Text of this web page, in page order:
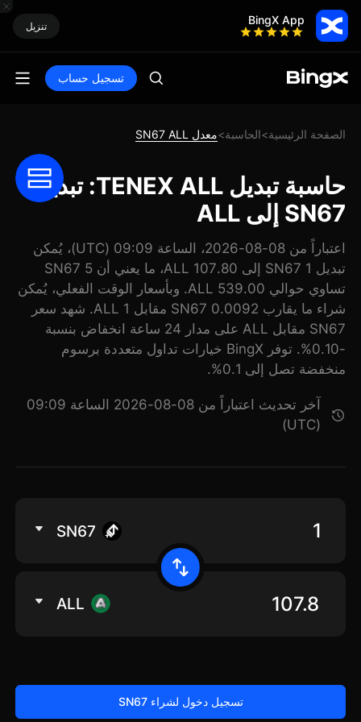
BingX App تنزيل
تسجيل حساب
الصفحة الرئيسية>الحاسبة>معدل SN67 ALL
حاسبة تبديل TENEX ALL: تبديل
SN67 إلى ALL
اعتباراً من 08-08-2026، الساعة 09:09 (UTC)، يُمكن
تبديل 1 SN67 إلى 107.80 ALL، ما يعني أن 5 SN67
تساوي حوالي 539.00 ALL. وبأسعار الوقت الفعلي، يُمكن
شراء ما يقارب 0.0092 SN67 مقابل 1 ALL. شهد سعر
SN67 مقابل ALL على مدار 24 ساعة انخفاض بنسبة
-0.10%. توفر BingX خيارات تداول متعددة برسوم
منخفضة تصل إلى 0.1%.
آخر تحديث اعتباراً من 08-08-2026 الساعة 09:09
(UTC)
SN67
ALL
تسجيل دخول لشراء SN67